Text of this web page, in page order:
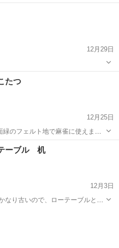
いな状態だと思います よろしく
12月29日
ブル
たつ
12月25日
のフェルト地で麻雀に使えま
大きな傷はありませんが、それ
たが、使えました。 90×90 高さ
テーブル レトロ
ーブル 机
12月3日
り古いので、ローテーブルとし